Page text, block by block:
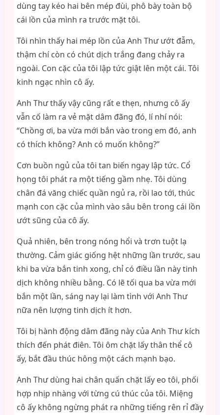
dùng tay kéo hai bên mép đùi, phô bày toàn bộ
cái lồn của mình ra trước mặt tôi.
Tôi nhìn thấy hai mép lồn của Anh Thư ướt đẫm,
thậm chí còn có chút dịch trắng đang chảy ra
ngoài. Con cặc của tôi lập tức giật lên một cái. Tôi
kinh ngạc nhìn cô ấy.
Anh Thư thấy vậy cũng rất e thẹn, nhưng cô ấy
vẫn cố làm ra vẻ mặt dâm đãng đó, lí nhí nói:
“Chồng ơi, ba vừa mới bắn vào trong em đó, anh
có thích không? Anh có muốn không?”
Cơn buồn ngủ của tôi tan biến ngay lập tức. Cổ
họng tôi phát ra một tiếng gầm nhẹ. Tôi dùng
chân đá văng chiếc quần ngủ ra, rồi lao tới, thúc
mạnh con cặc của mình vào sâu bên trong cái lồn
ướt sũng của cô ấy.
Quả nhiên, bên trong nóng hổi và trơn tuột lạ
thường. Cảm giác giống hệt những lần trước, sau
khi ba vừa bắn tinh xong, chỉ có điều lần này tinh
dịch không nhiều bằng. Có lẽ tối qua ba vừa mới
bắn một lần, sáng nay lại làm tình với Anh Thư
nữa nên lượng tinh dịch ít hơn.
Tôi bị hành động dâm đãng này của Anh Thư kích
thích đến phát điên. Tôi ôm chặt lấy thân thể cô
ấy, bắt đầu thúc hông một cách mạnh bạo.
Anh Thư dùng hai chân quấn chặt lấy eo tôi, phối
hợp nhịp nhàng với từng cú thúc của tôi. Miệng
cô ấy không ngừng phát ra những tiếng rên rỉ đầy